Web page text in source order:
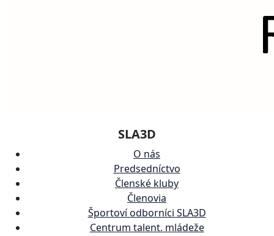
SLA3D
O nás
Predsedníctvo
Členské kluby
Členovia
Športoví odborníci SLA3D
Centrum talent. mládeže